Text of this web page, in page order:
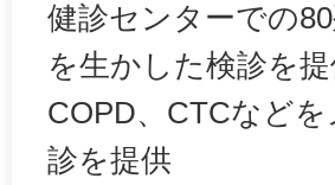
健診センターでの
を生かした検診を
COPD、CTCなど
診を提供